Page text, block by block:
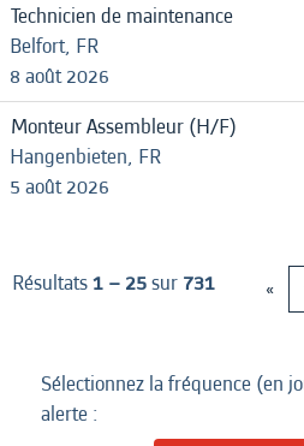
Technicien de maintenance
Belfort, FR
8 août 2026
Monteur Assembleur (H/F)
Hangenbieten, FR
5 août 2026
Résultats1 – 25sur 731 «
Sélectionnez la fréquence (en
alerte :